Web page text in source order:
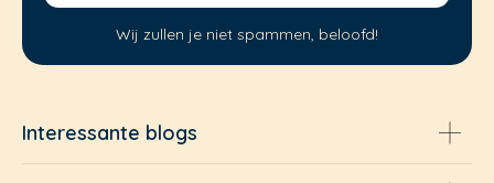
Wij zullen je niet spammen, beloofd!
Interessante blogs